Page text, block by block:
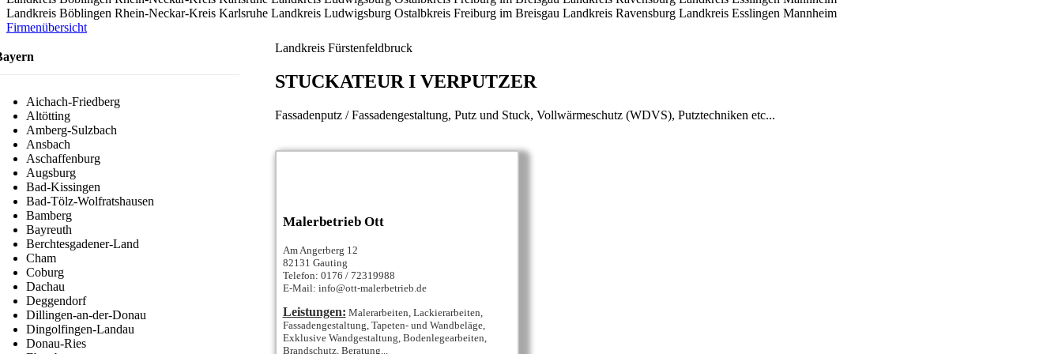
Landkreis Böblingen Rhein-Neckar-Kreis Karlsruhe Landkreis Ludwigsburg Ostalbkreis Freiburg im Breisgau Landkreis Ravensburg Landkreis Esslingen Mannheim
Firmenübersicht
Aichach-Friedberg
Altötting
Amberg-Sulzbach
Ansbach
Aschaffenburg
Augsburg
Bad-Kissingen
Bad-Tölz-Wolfratshausen
Bamberg
Bayreuth
Berchtesgadener-Land
Cham
Coburg
Dachau
Deggendorf
Dillingen-an-der-Donau
Dingolfingen-Landau
Donau-Ries
Landkreis Fürstenfeldbruck
STUCKATEUR I VERPUTZER
Fassadenputz / Fassadengestaltung, Putz und Stuck, Vollwärmeschutz (WDVS), Putztechniken etc...
Malerbetrieb Ott
Am Angerberg 12
82131 Gauting
Telefon: 0176 / 72319988‬
E-Mail: info@ott-malerbetrieb.de
Leistungen: Malerarbeiten, Lackierarbeiten,
Fassadengestaltung, Tapeten- und Wandbeläge,
Exklusive Wandgestaltung, Bodenlegearbeiten,
Brandschutz, Beratung...